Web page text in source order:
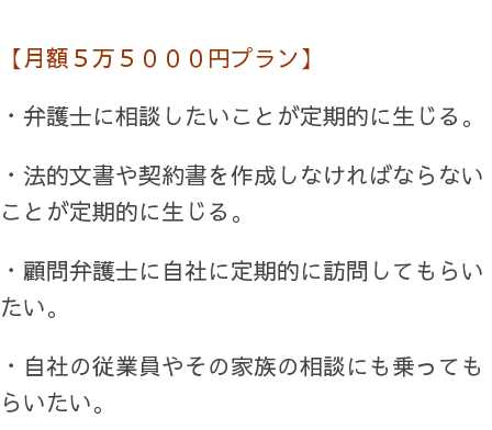
【月額５万５０００円プラン】
・弁護士に相談したいことが定期的に生じる。
・法的文書や契約書を作成しなければならない
ことが定期的に生じる。
・顧問弁護士に自社に定期的に訪問してもらい
たい。
・自社の従業員やその家族の相談にも乗っても
らいたい。